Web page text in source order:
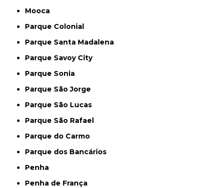
Mooca
Parque Colonial
Parque Santa Madalena
Parque Savoy City
Parque Sonia
Parque São Jorge
Parque São Lucas
Parque São Rafael
Parque do Carmo
Parque dos Bancários
Penha
Penha de França